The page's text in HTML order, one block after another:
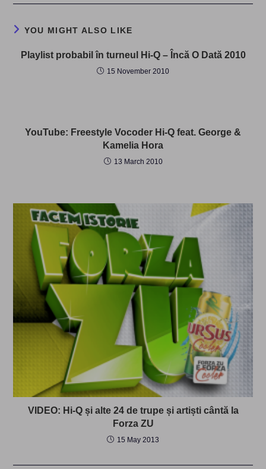
YOU MIGHT ALSO LIKE
Playlist probabil în turneul Hi-Q – Încă O Dată 2010
15 November 2010
YouTube: Freestyle Vocoder Hi-Q feat. George &
Kamelia Hora
13 March 2010
VIDEO: Hi-Q și alte 24 de trupe și artiști cântă la
Forza ZU
15 May 2013